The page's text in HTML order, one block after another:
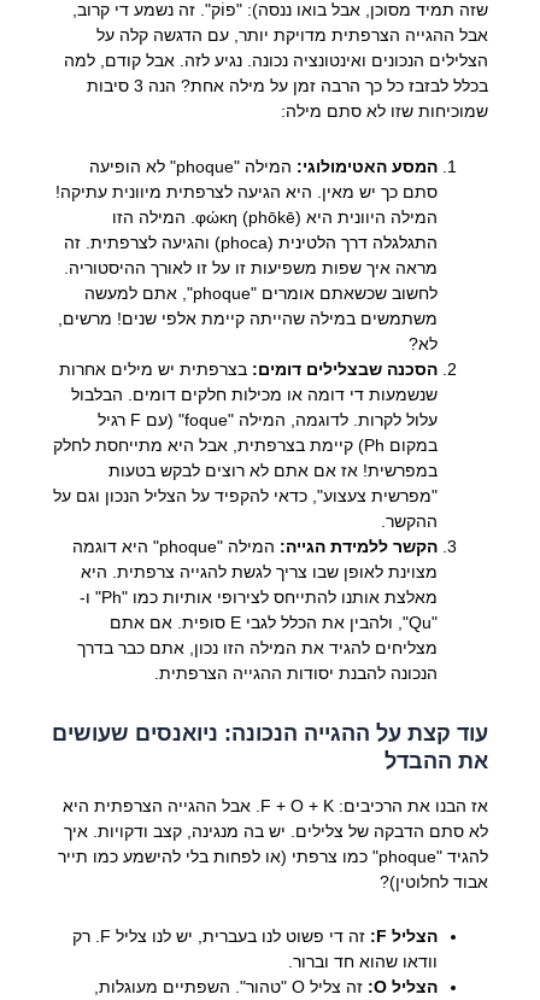
שזה תמיד מסוכן, אבל בואו ננסה): "פוֹק". זה נשמע די קרוב,
אבל ההגייה הצרפתית מדויקת יותר, עם הדגשה קלה על
הצלילים הנכונים ואינטונציה נכונה. נגיע לזה. אבל קודם, למה
בכלל לבזבז כל כך הרבה זמן על מילה אחת? הנה 3 סיבות
שמוכיחות שזו לא סתם מילה:
המסע האטימולוגי:
המילה "phoque" לא הופיעה
סתם כך יש מאין. היא הגיעה לצרפתית מיוונית עתיקה!
המילה היוונית היא φώκη (phōkē). המילה הזו
התגלגלה דרך הלטינית (phoca) והגיעה לצרפתית. זה
מראה איך שפות משפיעות זו על זו לאורך ההיסטוריה.
לחשוב שכשאתם אומרים "phoque", אתם למעשה
משתמשים במילה שהייתה קיימת אלפי שנים! מרשים,
לא?
הסכנה שבצלילים דומים: בצרפתית יש מילים אחרות
שנשמעות די דומה או מכילות חלקים דומים. הבלבול
עלול לקרות. לדוגמה, המילה "foque" (עם F רגיל
במקום Ph) קיימת בצרפתית, אבל היא מתייחסת לחלק
במפרשית! אז אם אתם לא רוצים לבקש בטעות
"מפרשית צעצוע", כדאי להקפיד על הצליל הנכון וגם על
ההקשר.
הקשר ללמידת הגייה:
המילה "phoque" היא דוגמה
מצוינת לאופן שבו צריך לגשת להגייה צרפתית. היא
מאלצת אותנו להתייחס לצירופי אותיות כמו "Ph" ו-
"Qu", ולהבין את הכלל לגבי E סופית. אם אתם
מצליחים להגיד את המילה הזו נכון, אתם כבר בדרך
הנכונה להבנת יסודות ההגייה הצרפתית.
עוד קצת על ההגייה הנכונה: ניואנסים שעושים
את ההבדל
אז הבנו את הרכיבים: F + O + K. אבל ההגייה הצרפתית היא
לא סתם הדבקה של צלילים. יש בה מנגינה, קצב ודקויות. איך
להגיד "phoque" כמו צרפתי (או לפחות בלי להישמע כמו תייר
אבוד לחלוטין)?
הצליל F:
זה די פשוט לנו בעברית, יש לנו צליל F. רק
וודאו שהוא חד וברור.
הצליל O:
זה צליל O "טהור". השפתיים מעוגלות,